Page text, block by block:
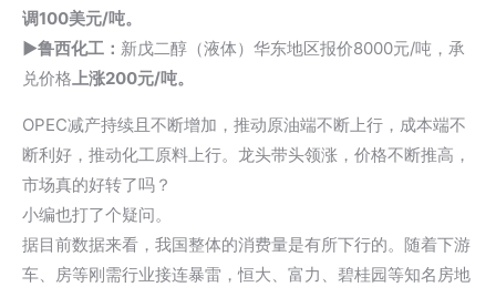
调100美元/吨。
▶鲁西化工： 新戊二醇（液体）华东地区报价8000元/吨，承
兑价格 上涨200元/吨。
OPEC减产持续且不断增加，推动原油端不断上行，成本端不
断利好，推动化工原料上行。龙头带头领涨，价格不断推高，
市场真的好转了吗？
小编也打了个疑问。
据目前数据来看，我国整体的消费量是有所下行的。随着下游
车、房等刚需行业接连暴雷，恒大、富力、碧桂园等知名房地